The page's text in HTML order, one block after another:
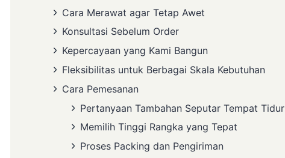
Cara Merawat agar Tetap Awet
Konsultasi Sebelum Order
Kepercayaan yang Kami Bangun
Fleksibilitas untuk Berbagai Skala Kebutuhan
Cara Pemesanan
Pertanyaan Tambahan Seputar Tempat Tidur
Memilih Tinggi Rangka yang Tepat
Proses Packing dan Pengiriman